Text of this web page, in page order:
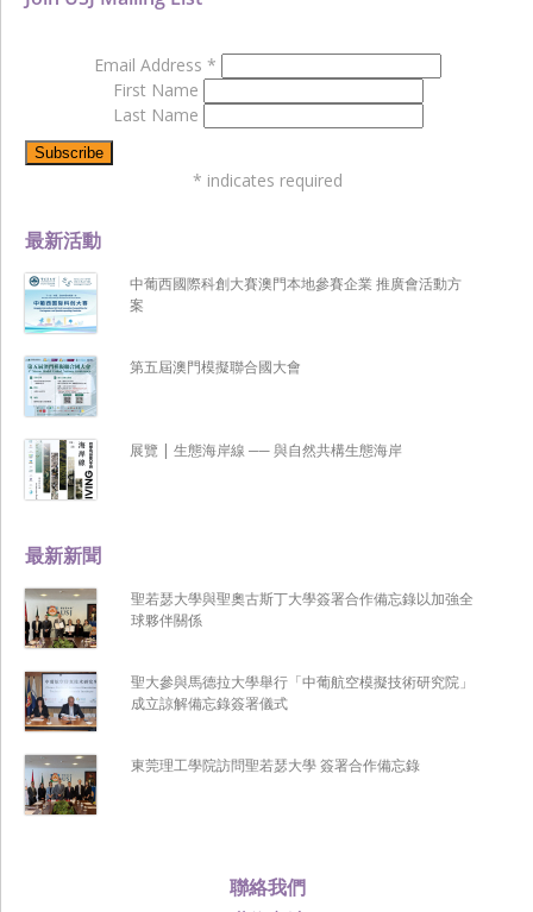
聯絡我們
最新新聞
聖若瑟大學與聖奧古斯丁大學簽署合作備忘錄以加強全
球夥伴關係
聖大參與馬德拉大學舉行「中葡航空模擬技術研究院」
成立諒解備忘錄簽署儀式
東莞理工學院訪問聖若瑟大學 簽署合作備忘錄
最新活動
中葡西國際科創大賽澳門本地參賽企業 推廣會活動方
案
第五屆澳門模擬聯合國大會
展覽 | 生態海岸線 ── 與自然共構生態海岸
Email Address *
First Name
Last Name
* indicates required